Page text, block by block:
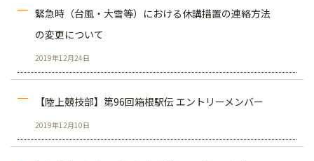
緊急時（台風・大雪等）における休講措置の連絡方法
の変更について
2019年12月24日
【陸上競技部】第96回箱根駅伝 エントリーメンバー
2019年12月10日